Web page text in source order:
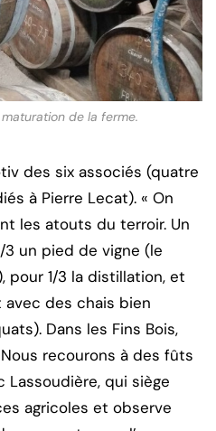
de la ferme.
des six associés (quatre
à Pierre Lecat). « On
les atouts du terroir. Un
3 un pied de vigne (le
pour 1/3 la distillation, et
avec des chais bien
Dans les Fins Bois,
recourons à des fûts
Lassoudière, qui siège
agricoles et observe